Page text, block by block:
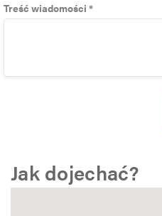
Treść wiadomości *
Jak dojechać?